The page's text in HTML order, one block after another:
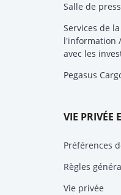
Salle de
Services de
l'information
avec les
Pegasus
VIE PRIVÉE
Préférences
Règles
Vie privée